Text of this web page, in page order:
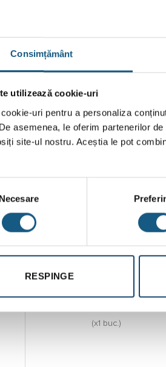
Consimțământ
utilizează cookie-uri
uri pentru a personaliza
asemenea, le oferim partenerilor
site-ul nostru. Aceștia le pot
Necesare
RESPINGE
ADITIV SAPA – 10L
CUTIE DISTRIBUITOR
REHAU RAUTHERM
BASIC
(x1 buc.)